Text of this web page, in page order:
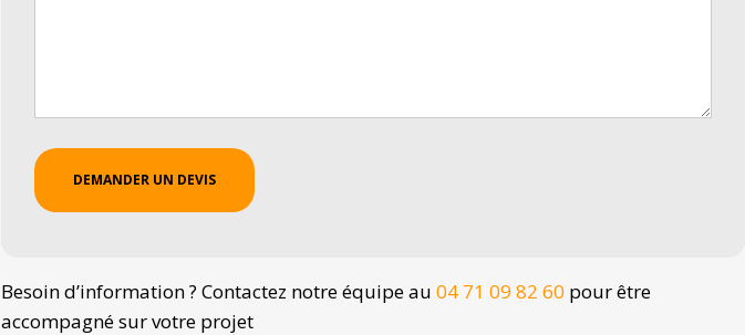
Besoin d’information ? Contactez notre équipe au 04 71 09 82 60 pour être
accompagné sur votre projet